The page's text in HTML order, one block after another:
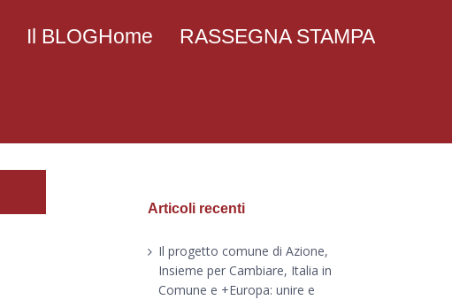
Il BLOGHome RASSEGNA STAMPA
Articoli recenti
Il progetto comune di Azione,
Insieme per Cambiare, Italia in
Comune e +Europa: unire e